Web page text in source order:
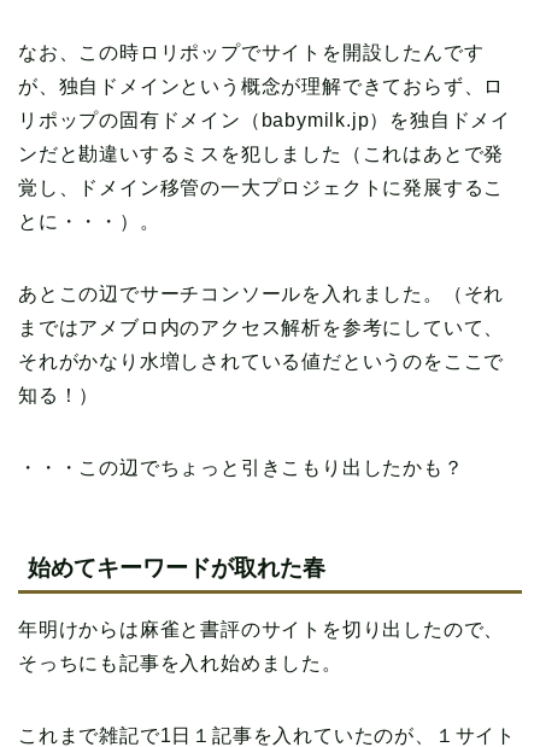
なお、この時ロリポップでサイトを開設したんです
が、独自ドメインという概念が理解できておらず、ロ
リポップの固有ドメイン（babymilk.jp）を独自ドメイ
ンだと勘違いするミスを犯しました（これはあとで発
覚し、ドメイン移管の一大プロジェクトに発展するこ
とに・・・）。
あとこの辺でサーチコンソールを入れました。（それ
まではアメブロ内のアクセス解析を参考にしていて、
それがかなり水増しされている値だというのをここで
知る！）
・・・この辺でちょっと引きこもり出したかも？
始めてキーワードが取れた春
年明けからは麻雀と書評のサイトを切り出したので、
そっちにも記事を入れ始めました。
これまで雑記で1日１記事を入れていたのが、１サイト